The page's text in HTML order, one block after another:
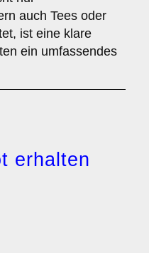
auch Tees oder
ist eine klare
ein umfassendes
erhalten